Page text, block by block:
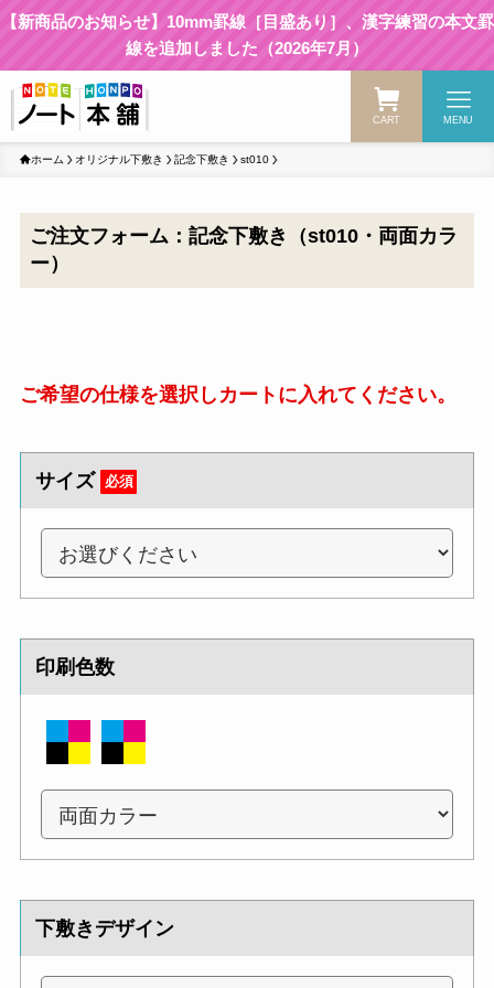
【新商品のお知らせ】10mm罫線［目盛あり］、漢字練習の本文罫
線を追加しました（2026年7月）
CART MENU
ホーム オリジナル下敷き 記念下敷き st010
ご注文フォーム：記念下敷き（st010・両面カラ
ー）
ご希望の仕様を選択しカートに入れてください。
サイズ 必須
印刷色数
下敷きデザイン